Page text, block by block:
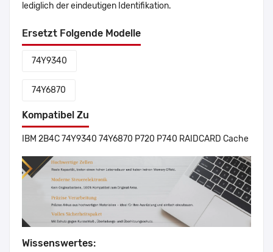
lediglich der eindeutigen Identifikation.
Ersetzt Folgende Modelle
74Y9340
74Y6870
Kompatibel Zu
IBM 2B4C 74Y9340 74Y6870 P720 P740 RAIDCARD Cache
Wissenswertes: